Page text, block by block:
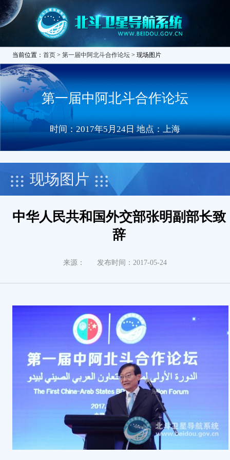
当前位置： 首页 > 第一届中阿北斗合作论坛 > 现场图片
第一届中阿北斗合作论坛
时间：2017年5月24日 地点：上海
现场图片
中华人民共和国外交部张明副部长致
辞
来源： 发布时间：2017-05-24